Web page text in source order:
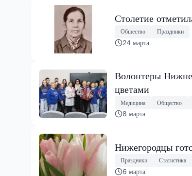
Столетие
Общество Праздники
24 марта
Волонтеры
цветами
Медицина Общество
8 марта
Нижегородцы
Праздники Статистика
6 марта